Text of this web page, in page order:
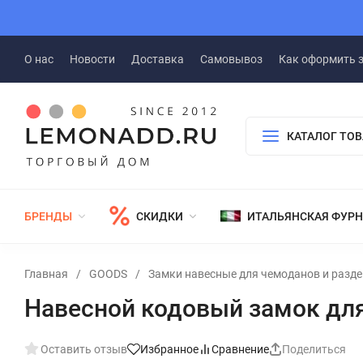
О нас Новости Доставка Самовывоз Как оформить
КАТАЛОГ
БРЕНДЫ СКИДКИ ИТАЛЬЯНСКАЯ
Главная / GOODS / Замки навесные для чемоданов и
Навесной кодовый замок
Оставить отзыв Избранное Сравнение Поделиться